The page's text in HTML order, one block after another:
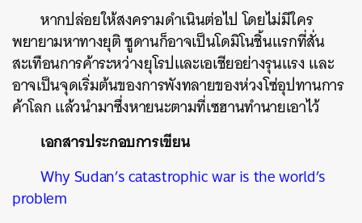
หากปล่อยให้สงครามดำเนินต่อไป โดยไม่มีใคร
พยายามหาทางยุติ ซูดานก็อาจเป็นโดมิโนชิ้นแรกที่สั่น
สะเทือนการค้าระหว่างยุโรปและเอเชียอย่างรุนแรง และ
อาจเป็นจุดเริ่มต้นของการพังทลายของห่วงโซ่อุปทานการ
ค้าโลก แล้วนำมาซึ่งหายนะตามที่เซฮานทำนายเอาไว้
เอกสารประกอบการเขียน
Why Sudan’s catastrophic war is the world’s
problem